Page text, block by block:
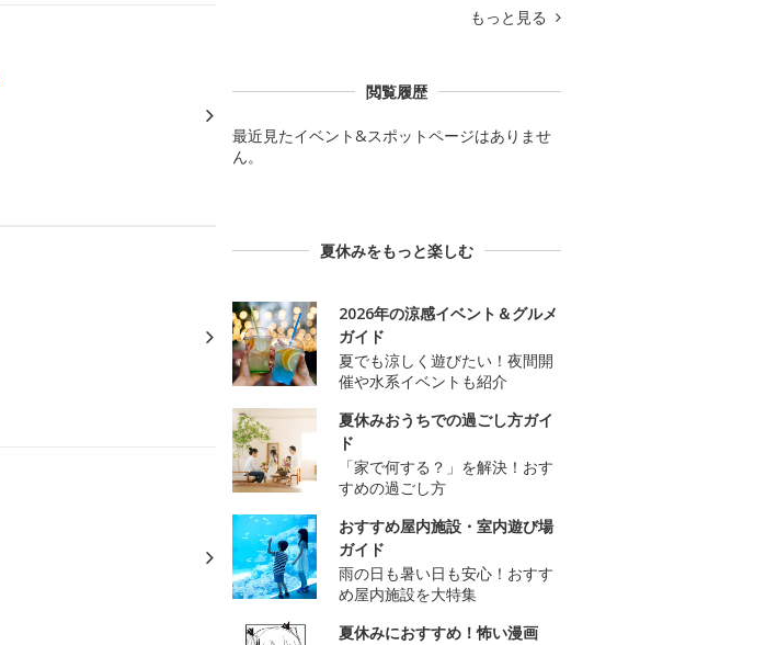
もっと見る
閲覧履歴
最近見たイベント&スポットページはありませ
ん。
夏休みをもっと楽しむ
2026年の涼感イベント＆グルメ
ガイド
夏でも涼しく遊びたい！夜間開
催や水系イベントも紹介
夏休みおうちでの過ごし方ガイ
ド
「家で何する？」を解決！おす
すめの過ごし方
おすすめ屋内施設・室内遊び場
ガイド
雨の日も暑い日も安心！おすす
め屋内施設を大特集
夏休みにおすすめ！怖い漫画